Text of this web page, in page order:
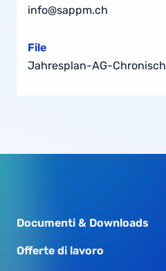
info@sappm.ch
File
Jahresplan-AG-
Documenti & Downloads
Offerte di lavoro